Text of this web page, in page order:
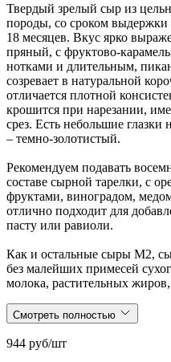
Твердый зрелый сыр из
породы, со сроком выдержки
18 месяцев. Вкус ярко
пряный, с фруктово-
нотками и длительным,
созревает в натуральной
отличается плотной
крошится при нарезании,
срез. Есть небольшие
– темно-золотистый.
Рекомендуем подавать
составе сырной тарелки, с
фруктами, виноградом,
отлично подходит для
пасту или равиоли.
Как и остальные сыры М2,
без малейших примесей
молока, растительных
Смотреть полностью
944 руб/шт